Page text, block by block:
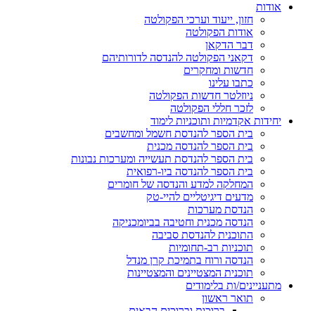
אודות
חזון, ייעוד וערכי הפקולטה
אודות הפקולטה
דבר הדקאן
דקאני הפקולטה להנדסה לדורותיהם
חדשות ומחקרים
כתבו עלינו
ניוזלטר חדשות הפקולטה
לזכר חללי הפקולטה
יחידות אקדמיות ותוכניות לימוד
בית הספר להנדסת חשמל ומחשבים
בית הספר להנדסה מכנית
בית הספר להנדסת תעשייה ומערכות נבונות
בית הספר להנדסה ביו-רפואית
המחלקה למדע והנדסה של חומרים
מדעים דיגיטליים להיי-טק
הנדסת מערכות
הנדסה מכנית וחטיבה בביומכניקה
התוכנית להנדסת סביבה
תוכניות רב-תחומיות
הנדסה ורוח בתמיכת קרן מנדל
תוכנית המצטיינים והמצטיינות
מתעניינים/ות בלימודים
תואר ראשון